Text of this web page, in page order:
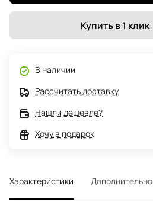
Купить в 1 клик
В наличии
Рассчитать доставку
Нашли дешевле?
Хочу в подарок
Характеристики Дополнительно